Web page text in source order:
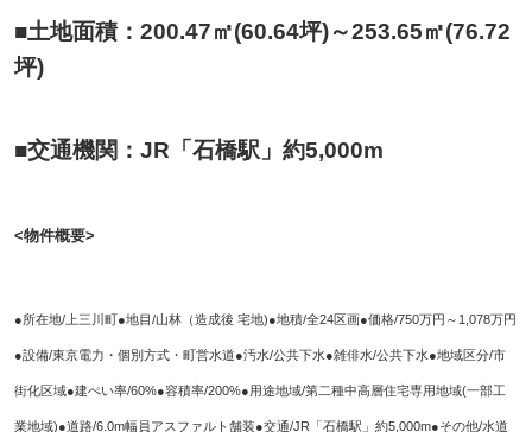
■土地面積：200.47㎡(60.64坪)～253.65㎡(76.72
坪)
■交通機関：JR「石橋駅」約5,000m
<物件概要>
●所在地/上三川町●地目/山林（造成後 宅地)●地積/全24区画●価格/750万円～1,078万円
●設備/東京電力・個別方式・町営水道●汚水/公共下水●雑俳水/公共下水●地域区分/市
街化区域●建ぺい率/60%●容積率/200%●用途地域/第二種中高層住宅専用地域(一部工
業地域)●道路/6.0m幅員アスファルト舗装●交通/JR「石橋駅」約5,000m●その他/水道